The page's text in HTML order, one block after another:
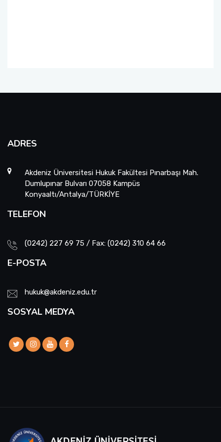
ADRES
Akdeniz Üniversitesi Hukuk Fakültesi Pınarbaşı Mah.
Dumlupınar Bulvarı 07058 Kampüs
Konyaaltı/Antalya/TÜRKİYE
TELEFON
(0242) 227 69 75 / Fax: (0242) 310 64 66
E-POSTA
hukuk@akdeniz.edu.tr
SOSYAL MEDYA